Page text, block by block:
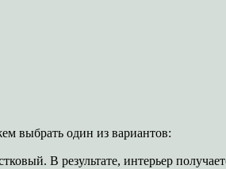
выбрать один из вариантов:
В результате, интерьер